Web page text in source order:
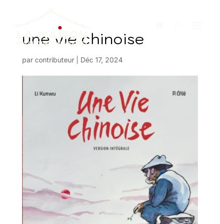
une vie chinoise
par contributeur| Déc 17, 2024